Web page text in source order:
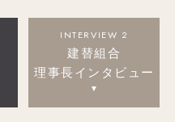
INTERVIEW 2
建替組合
理事長インタビュー